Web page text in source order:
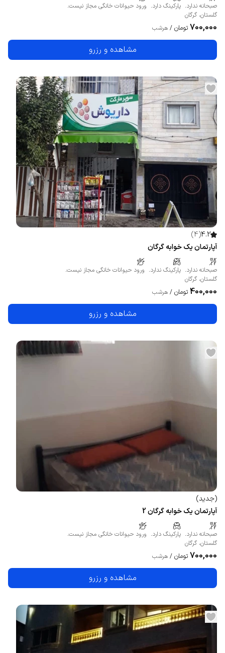
صبحانه ندارد. پارکینگ دارد. ورود حیوانات خانگی مجاز نیست.
گلستان، گرگان
700,000 تومان / هرشب
مشاهده و رزرو
4.2
(
4
)
آپارتمان یک خوابه گرگان
صبحانه ندارد. پارکینگ ندارد. ورود حیوانات خانگی مجاز نیست.
گلستان، گرگان
400,000 تومان / هرشب
مشاهده و رزرو
(جدید)
آپارتمان یک خوابه گرگان 2
صبحانه ندارد. پارکینگ دارد. ورود حیوانات خانگی مجاز نیست.
گلستان، گرگان
700,000 تومان / هرشب
مشاهده و رزرو